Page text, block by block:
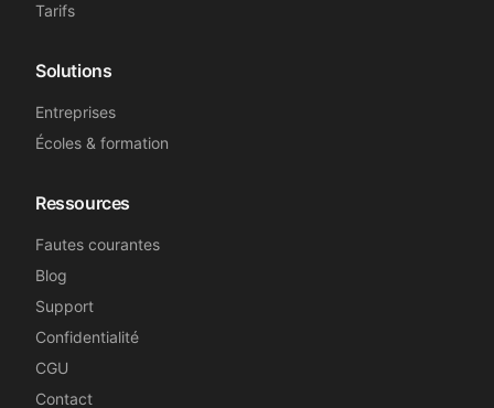
Tarifs
Solutions
Entreprises
Écoles & formation
Ressources
Fautes courantes
Blog
Support
Confidentialité
CGU
Contact